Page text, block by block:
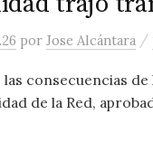
por Jose Alcántara /
consecuencias
de la Red,